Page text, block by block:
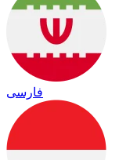
فارسی